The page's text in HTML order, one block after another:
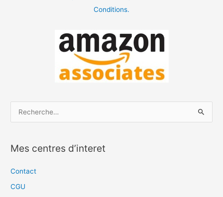
Conditions.
h
e
Mes centres d’interet
Contact
CGU